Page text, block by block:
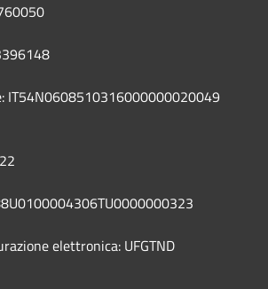
IT54N0608510316000000020049
elettronica: UFGTND